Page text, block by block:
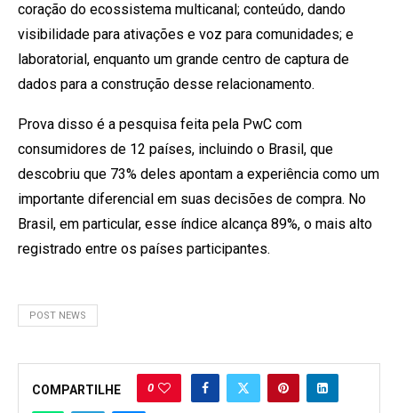
coração do ecossistema multicanal; conteúdo, dando
visibilidade para ativações e voz para comunidades; e
laboratorial, enquanto um grande centro de captura de
dados para a construção desse relacionamento.
Prova disso é a pesquisa feita pela PwC com
consumidores de 12 países, incluindo o Brasil, que
descobriu que 73% deles apontam a experiência como um
importante diferencial em suas decisões de compra. No
Brasil, em particular, esse índice alcança 89%, o mais alto
registrado entre os países participantes.
POST NEWS
COMPARTILHE 0